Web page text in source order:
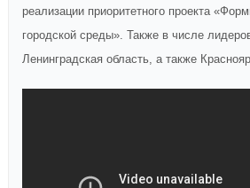
реализации приоритетного проекта
городской среды». Также в числе
Ленинградская область, а также